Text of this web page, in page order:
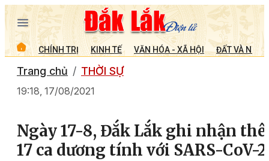
CHÍNH TRỊ KINH TẾ VĂN HÓA - XÃ HỘI ĐẤT VÀ
Trang chủ THỜI SỰ
19:18, 17/08/2021
Ngày 17-8, Đắk Lắk ghi nhận
17 ca dương tính với SARS-CoV-2